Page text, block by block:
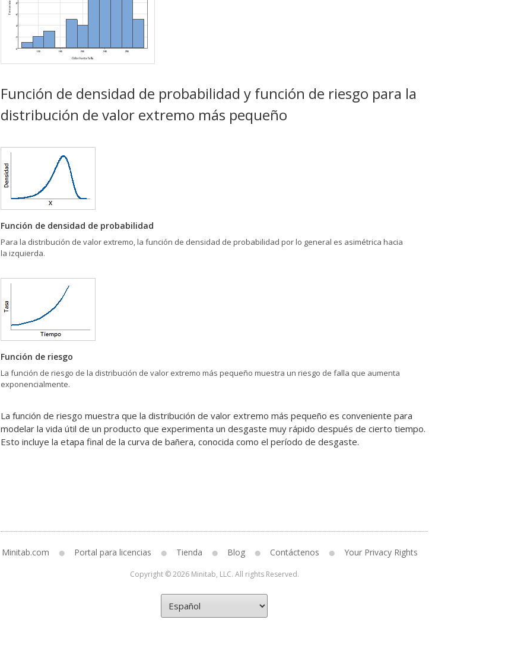
Función de densidad de probabilidad y función de riesgo para la
distribución de valor extremo más pequeño
Función de densidad de probabilidad
Para la distribución de valor extremo, la función de densidad de probabilidad por lo general es asimétrica hacia
la izquierda.
Función de riesgo
La función de riesgo de la distribución de valor extremo más pequeño muestra un riesgo de falla que aumenta
exponencialmente.
La función de riesgo muestra que la distribución de valor extremo más pequeño es conveniente para
modelar la vida útil de un producto que experimenta un desgaste muy rápido después de cierto tiempo.
Esto incluye la etapa final de la curva de bañera, conocida como el período de desgaste.
Minitab.com Portal para licencias Tienda Blog Contáctenos Your Privacy Rights
Copyright © 2026 Minitab, LLC. All rights Reserved.